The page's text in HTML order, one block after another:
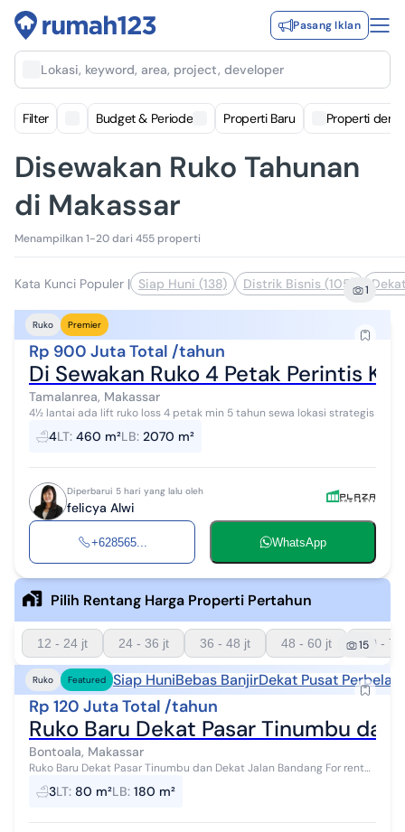
Pasang Iklan
Lokasi, keyword, area, project, developer
Filter Budget & Periode Properti Baru Properti
Disewakan Ruko Tahunan
di Makassar
Menampilkan 1-20 dari 455 properti
Kata Kunci Populer | Siap Huni (138) Distrik Bisnis (105) 1
Ruko Premier
Rp 900 Juta Total /tahun
Di Sewakan Ruko 4 Petak Perintis
Tamalanrea, Makassar
4½ lantai ada lift ruko loss 4 petak min 5 tahun sewa lokasi strategis
4LT: 460 m²LB: 2070 m²
Diperbarui 5 hari yang lalu oleh
felicya Alwi
+628565... WhatsApp
Pilih Rentang Harga Properti Pertahun
12 - 24 jt 24 - 36 jt 36 - 48 jt 48 - 60 jt 60 -
15
Ruko Featured Siap HuniBebas BanjirDekat Pusat
Rp 120 Juta Total /tahun
Ruko Baru Dekat Pasar Tinumbu
Bontoala, Makassar
Ruko Baru Dekat Pasar Tinumbu dan Dekat Jalan Bandang For rent
di wilayah yang dekat pasar dan jl Bandang. Dengan spesifikasinya
adalah sebagai be...
3LT: 80 m²LB: 180 m²